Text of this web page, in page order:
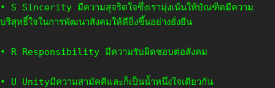
• S Sincerity มีความสุจริตใจซึ่งเรามุ่งเน้นให้บัณฑิตมีความ
บริสุทธิ์ใจในการพัฒนาสังคมให้ดียิ่งขึ้นอย่างยั่งยืน
• R Responsibility มีความรับผิดชอบต่อสังคม
• U Unityมีความสามัคคีและก็เป็นน้ำหนึ่งใจเดียวกัน